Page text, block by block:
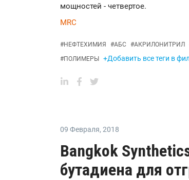
мощностей - четвертое.
MRC
#НЕФТЕХИМИЯ #АБС #АКРИЛОНИТРИЛ
#ПОЛИМЕРЫ +Добавить все теги в
09 Февраля, 2018
Bangkok
бутадиена для